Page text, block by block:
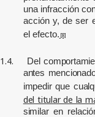
una infracción
acción y, de ser
el efecto. [8]
1.4.
Del
antes
impedir que
del titular de la
similar en